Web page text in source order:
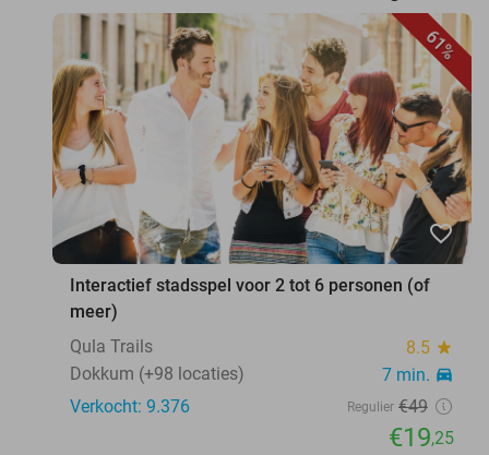
61%
favorite_border
Interactief stadsspel voor 2 tot 6 personen (of
meer)
Qula Trails
8.5 star
Dokkum (+98 locaties) 7 min. directions_car
Verkocht: 9.376 Regulier €49
€19,25